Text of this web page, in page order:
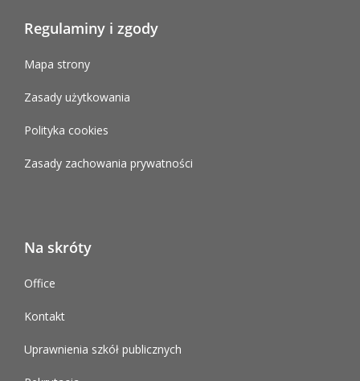
Regulaminy i zgody
Mapa strony
Zasady użytkowania
Polityka cookies
Zasady zachowania prywatności
Na skróty
Office
Kontakt
Uprawnienia szkół publicznych